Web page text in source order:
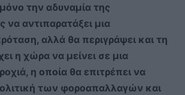
την αδυναμία της
να αντιπαρατάξει μια
αλλά θα περιγράψει και τη
η χώρα να μείνει σε μια
η οποία θα επιτρέπει να
των φοροαπαλλαγών και